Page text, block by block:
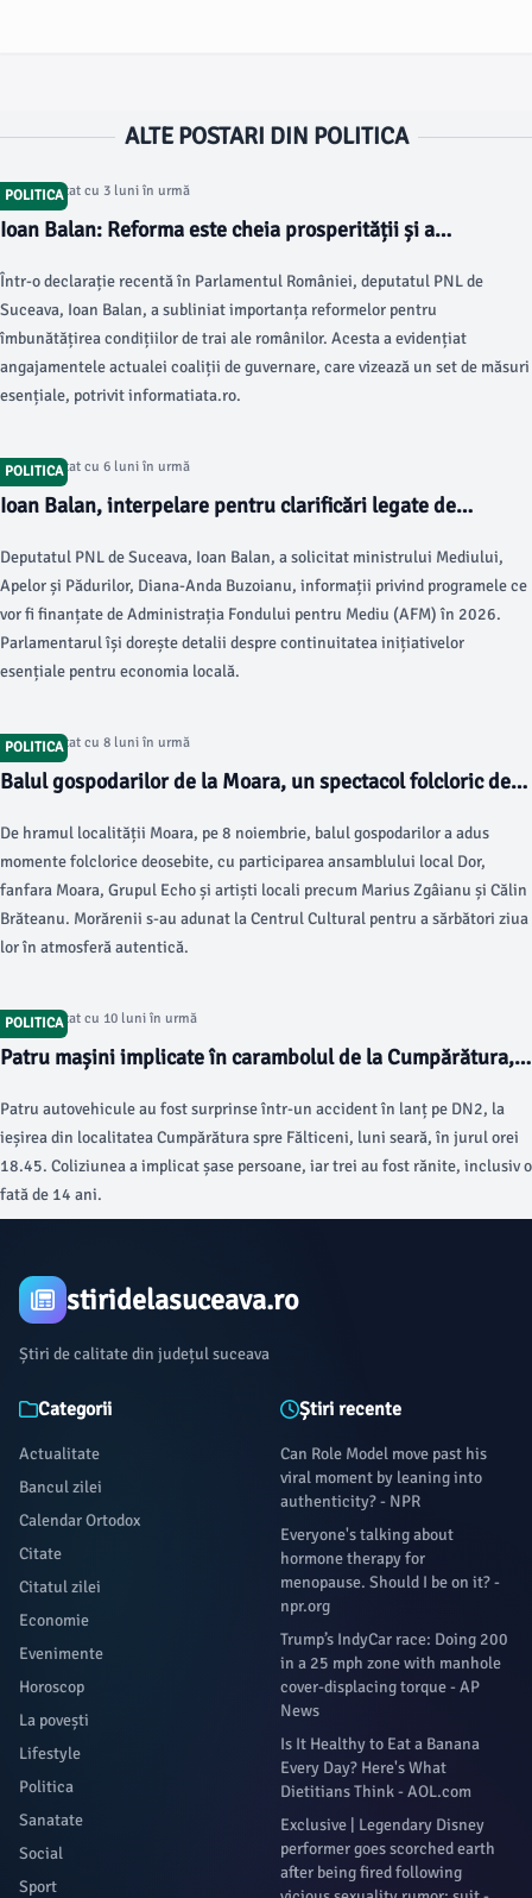
ALTE POSTARI DIN POLITICA
POLITICA
Articol postat cu 3 luni în urmă
Ioan Balan: Reforma este cheia prosperității și a
Într-o declarație recentă în Parlamentul României, deputatul PNL de
Suceava, Ioan Balan, a subliniat importanța reformelor pentru
îmbunătățirea condițiilor de trai ale românilor. Acesta a evidențiat
angajamentele actualei coaliții de guvernare, care vizează un set de măsuri
esențiale, potrivit informatiata.ro.
POLITICA
Articol postat cu 6 luni în urmă
Ioan Balan, interpelare pentru clarificări legate de
Deputatul PNL de Suceava, Ioan Balan, a solicitat ministrului Mediului,
Apelor și Pădurilor, Diana-Anda Buzoianu, informații privind programele ce
vor fi finanțate de Administrația Fondului pentru Mediu (AFM) în 2026.
Parlamentarul își dorește detalii despre continuitatea inițiativelor
esențiale pentru economia locală.
POLITICA
Articol postat cu 8 luni în urmă
Balul gospodarilor de la Moara, un spectacol folcloric de
De hramul localității Moara, pe 8 noiembrie, balul gospodarilor a adus
momente folclorice deosebite, cu participarea ansamblului local Dor,
fanfara Moara, Grupul Echo și artiști locali precum Marius Zgâianu și Călin
Brăteanu. Morărenii s-au adunat la Centrul Cultural pentru a sărbători ziua
lor în atmosferă autentică.
POLITICA
Articol postat cu 10 luni în urmă
Patru mașini implicate în carambolul de la Cumpărătura,
Patru autovehicule au fost surprinse într-un accident în lanț pe DN2, la
ieșirea din localitatea Cumpărătura spre Fălticeni, luni seară, în jurul orei
18.45. Coliziunea a implicat șase persoane, iar trei au fost rănite, inclusiv o
fată de 14 ani.
stiridelasuceava.ro
Știri de calitate din județul suceava
Categorii
Actualitate
Bancul zilei
Calendar Ortodox
Citate
Citatul zilei
Economie
Evenimente
Horoscop
La povești
Lifestyle
Politica
Sanatate
Social
Sport
Știri recente
Can Role Model move past his
viral moment by leaning into
authenticity? - NPR
Everyone's talking about
hormone therapy for
menopause. Should I be on it? -
npr.org
Trump’s IndyCar race: Doing 200
in a 25 mph zone with manhole
cover-displacing torque - AP
News
Is It Healthy to Eat a Banana
Every Day? Here's What
Dietitians Think - AOL.com
Exclusive | Legendary Disney
performer goes scorched earth
after being fired following